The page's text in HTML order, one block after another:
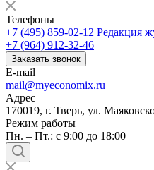
Телефоны
+7 (495) 859-02-12 Редакция
+7 (964) 912-32-46
Заказать звонок
E-mail
mail@myeconomix.ru
Адрес
170019, г. Тверь, ул.
Режим работы
Пн. – Пт.: с 9:00 до 18:00